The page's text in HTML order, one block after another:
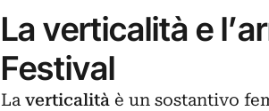
La verticalità e
Festival
Laverticalitàè un sostantivo